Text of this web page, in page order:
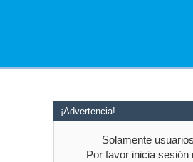
¡Advertencia!
Solamente
Por favor inicia sesión